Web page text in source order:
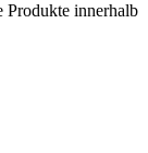
Produkte innerhalb